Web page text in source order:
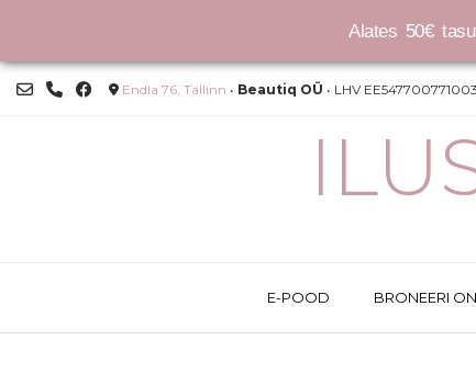
Skip
Endla 76, Tallinn • Beautiq OÜ • LHV
E-POOD BRONEERI
Alates 50€